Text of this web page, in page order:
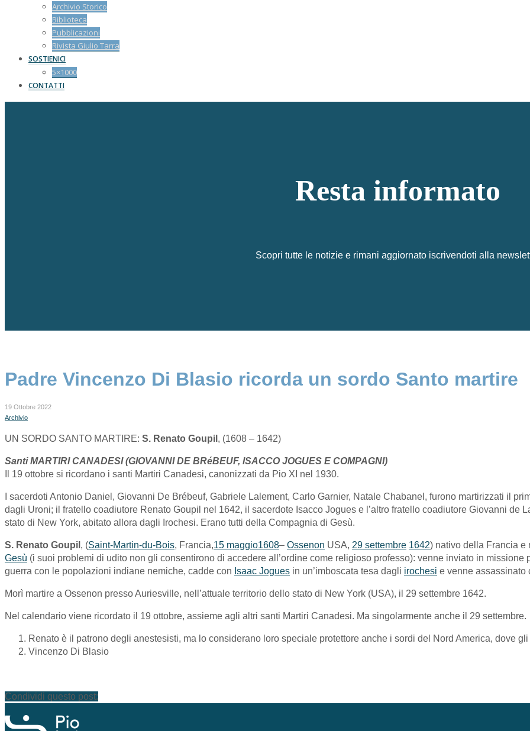
Archivio Storico
Biblioteca
Pubblicazioni
Rivista Giulio Tarra
SOSTIENICI
5×1000
CONTATTI
Resta informato
Scopri tutte le notizie e rimani aggiornato iscrivendoti alla
Padre Vincenzo Di Blasio ricorda un sordo Santo martire
19 Ottobre 2022
Archivio
UN SORDO SANTO MARTIRE: S. Renato Goupil , (1608 – 1642)
Santi MARTIRI CANADESI (GIOVANNI DE BRéBEUF, ISACCO JOGUES E COMPAGNI)
Il 19 ottobre si ricordano i santi Martiri Canadesi, canonizzati da Pio XI nel 1930.
I sacerdoti Antonio Daniel, Giovanni De Brébeuf, Gabriele Lalement, Carlo Garnier, Natale Chabanel, furono martirizzati il
dagli Uroni; il fratello coadiutore Renato Goupil nel 1642, il sacerdote Isacco Jogues e l’altro fratello coadiutore Giovanni de
stato di New York, abitato allora dagli Irochesi. Erano tutti della Compagnia di Gesù.
S. Renato Goupil , (Saint-Martin-du-Bois, Francia,15 maggio1608– Ossenon USA, 29 settembre 1642) nativo della Francia
Gesù (i suoi problemi di udito non gli consentirono di accedere all’ordine come religioso professo): venne inviato in missione
guerra con le popolazioni indiane nemiche, cadde con Isaac Jogues in un’imboscata tesa dagli irochesi e venne assassinato
Morì martire a Ossenon presso Auriesville, nell’attuale territorio dello stato di New York (USA), il 29 settembre 1642.
Nel calendario viene ricordato il 19 ottobre, assieme agli altri santi Martiri Canadesi. Ma singolarmente anche il 29 settembre.
Renato è il patrono degli anestesisti, ma lo considerano loro speciale protettore anche i sordi del Nord America, dove
Vincenzo Di Blasio
Condividi questo post: